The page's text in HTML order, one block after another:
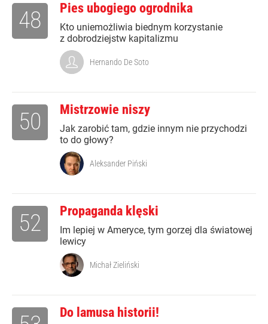
Pies ubogiego ogrodnika
Kto uniemożliwia biednym korzystanie
z dobrodziejstw kapitalizmu
48
Hernando De Soto
Mistrzowie niszy
Jak zarobić tam, gdzie innym nie przychodzi
to do głowy?
50
Aleksander Piński
Propaganda klęski
Im lepiej w Ameryce, tym gorzej dla światowej
lewicy
52
Michał Zieliński
Do lamusa historii!